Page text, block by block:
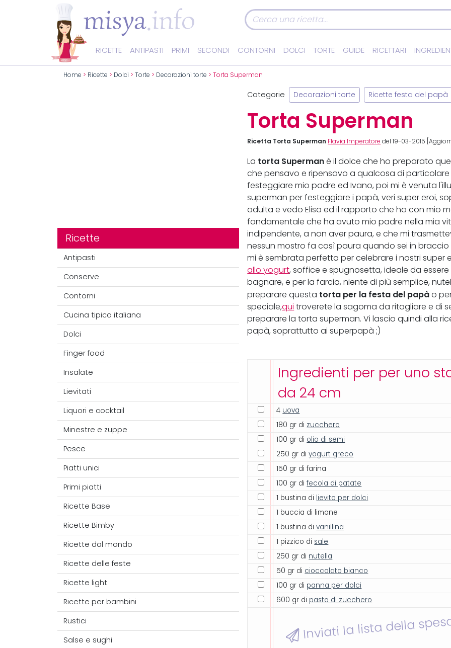
RICETTE ANTIPASTI PRIMI SECONDI CONTORNI DOLCI TORTE GUIDE RICETTARI
Home > Ricette > Dolci > Torte > Decorazioni torte > Torta Superman
Ricette
Antipasti
Conserve
Contorni
Cucina tipica italiana
Dolci
Finger food
Insalate
Lievitati
Liquori e cocktail
Minestre e zuppe
Pesce
Piatti unici
Primi piatti
Ricette Base
Ricette Bimby
Ricette dal mondo
Ricette delle feste
Ricette light
Ricette per bambini
Rustici
Salse e sughi
Categorie Decorazioni torte Ricette festa del papà
Torta Superman
Ricetta Torta Superman Flavia Imperatore del 19-03-2015
La torta Superman è il dolce che ho preparato
che pensavo e ripensavo a qualcosa di
festeggiare mio padre ed Ivano, poi mi è venuta
superman per festeggiare i papà, veri super eroi,
adulta e vedo Elisa ed il rapporto che ha con mio
fondamentale che ha avuto mio padre nella mia
indipendente, a non aver paura, e che mi
nessun mostro fa così paura quando sei in
mi è sembrata perfetta per celebrare i nostri super
allo yogurt, soffice e spugnosetta, ideale da
bagnare, e per la farcia, niente di più semplice,
preparare questa torta per la festa del papà o
speciale,qui troverete la sagoma da ritagliare e di
preparare la torta superman. Vi lascio quindi alla
papà, soprattutto ai superpapà ;)
Ingredienti per per uno
da 24 cm
4 uova
180 gr di zucchero
100 gr di olio di semi
250 gr diyogurt greco
150 gr di farina
100 gr difecola di patate
1 bustina di lievito per dolci
1 buccia di limone
1 bustina divanillina
1 pizzico di sale
250 gr di nutella
50 gr di cioccolato bianco
100 gr di panna per dolci
600 gr di pasta di zucchero
Inviati la lista della